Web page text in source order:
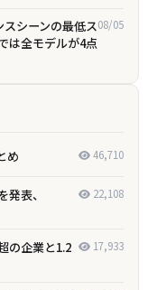
シーンの最低ス
は全モデルが4点
08/05
め 46,710
表、
22,108
の企業と1.2
17,933